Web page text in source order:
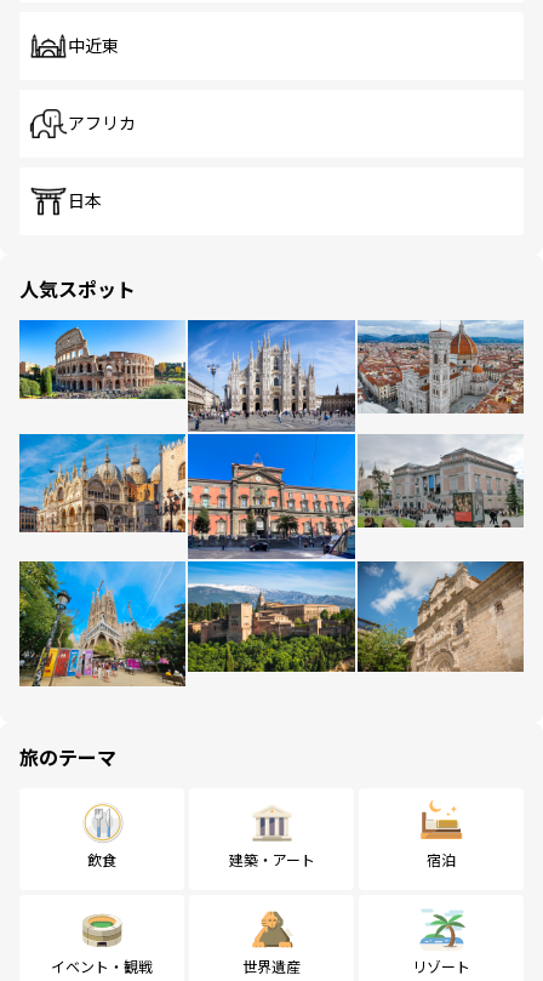
中近東
アフリカ
日本
人気スポット
旅のテーマ
飲食 建築・アート 宿泊
イベント・観戦 世界遺産 リゾート